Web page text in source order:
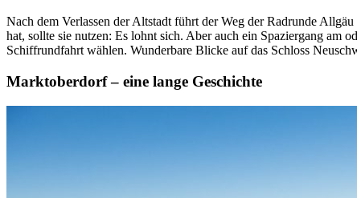
Nach dem Verlassen der Altstadt führt der Weg der Radrunde
hat, sollte sie nutzen: Es lohnt sich. Aber auch ein Spaziergang am
Schiffrundfahrt wählen. Wunderbare Blicke auf das Schloss
Marktoberdorf – eine lange Geschichte